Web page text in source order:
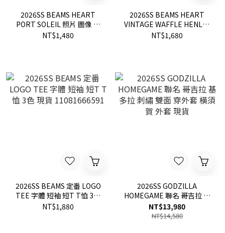
2026SS BEAMS HEART
PORT SOLEIL 照片 圖像 短
T 現貨 42080097639
NT$1,480
2026SS BEAMS HEART
VINTAGE WAFFLE HENLEY
T-SHIRT 水洗 華夫紋 亨利
NT$1,680
2026SS BEAMS 定番 LOGO
TEE 字體 短袖 短T T恤 3色
現貨 11081666591
NT$1,880
2026SS GODZILLA
HOMEGAME 聯名 哥吉拉 基
多拉 刺繡 雙面 穿外套 橫須
賀 外套 現貨
NT$13,980
NT$14,580